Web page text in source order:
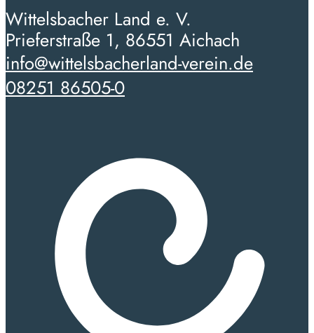
Wittelsbacher Land e. V.
Prieferstraße 1, 86551 Aichach
info@wittelsbacherland-verein.de
08251 86505-0